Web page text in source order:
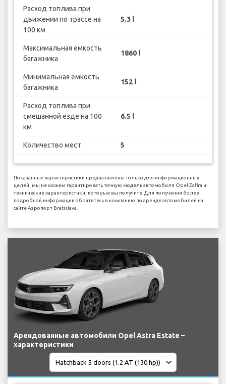
Расход топлива при
движении по трассе на
100 км
5.3 l
Максимальная емкость
багажника
1860 l
Минимальная емкость
багажника
152 l
Расход топлива при
смешанной езде на 100
км
6.5 l
Количество мест 5
Показанные характеристики предназначены только для информационных
целей, мы не можем гарантировать точную модель автомобиля Opel Zafira и
технические характеристики, которые вы получите. Для получения более
подробной информации обратитесь в компанию по аренде автомобилей на
сайте Аэропорт Bratislava.
Арендованные автомобили Opel Astra Estate –
характеристики